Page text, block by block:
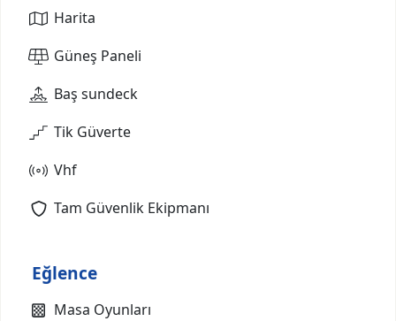
Harita
Güneş Paneli
Baş sundeck
Tik Güverte
Vhf
Tam Güvenlik Ekipmanı
Eğlence
Masa Oyunları